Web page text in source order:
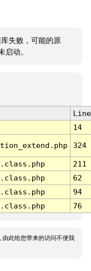
失败，可能的原
启动。
Line
14
324
211
62
94
76
由此给您带来的访问不便我